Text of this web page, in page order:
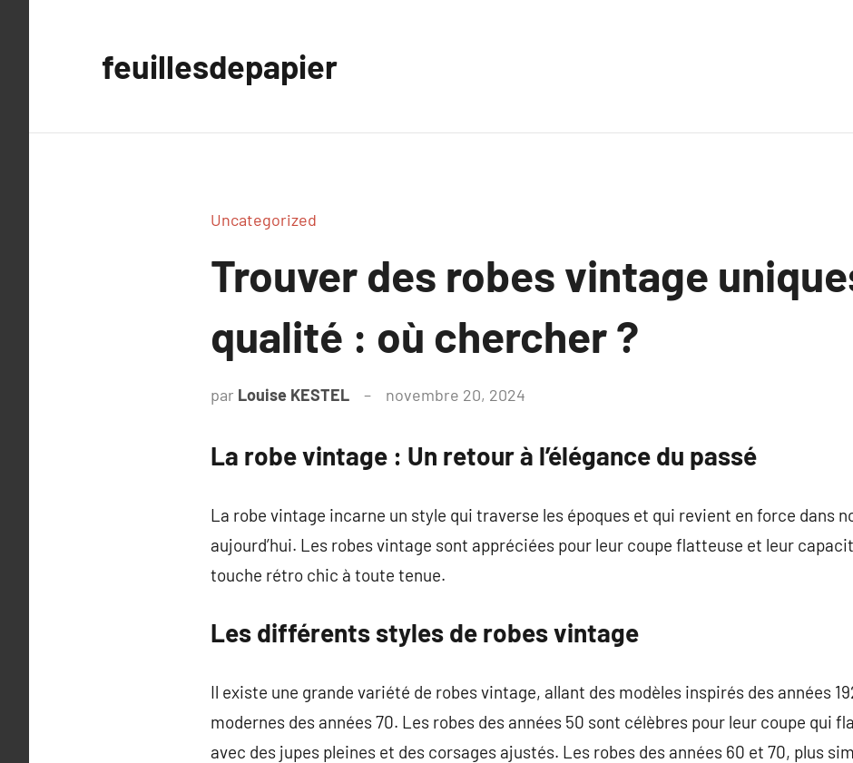
feuillesdepapier
Uncategorized
Trouver des robes vintage
qualité : où chercher ?
par Louise KESTEL novembre 20, 2024
La robe vintage : Un retour à l’élégance du passé
La robe vintage incarne un style qui traverse les époques et qui revient en force dans
aujourd’hui. Les robes vintage sont appréciées pour leur coupe flatteuse et leur
touche rétro chic à toute tenue.
Les différents styles de robes vintage
Il existe une grande variété de robes vintage, allant des modèles inspirés des années
modernes des années 70. Les robes des années 50 sont célèbres pour leur coupe qui
avec des jupes pleines et des corsages ajustés. Les robes des années 60 et 70, plus